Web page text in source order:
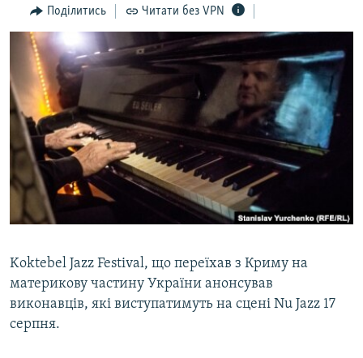
Перейти
до
пошуку
ПОГЛЯД
ІНТЕРВ'Ю
ВСЕ ЗА ДЕНЬ
СПЕЦПРОЕКТИ
ДЕПОРТАЦІЯ
ВІДЕОУРОКИ «ELIFBE»
СВІДЧЕННЯ ОКУПАЦІЇ
УКРАЇНСЬКА ПРОБЛЕМА КРИМУ
ЯК ОБІЙТИ БЛОКУВАННЯ
Русский
Qırımtatar
Усі сайти RFE/RL
Поділитись Читати без VPN
Koktebel Jazz Festival, що переїхав з Криму на
материкову частину України анонсував
виконавців, які виступатимуть на сцені Nu Jazz 17
серпня.